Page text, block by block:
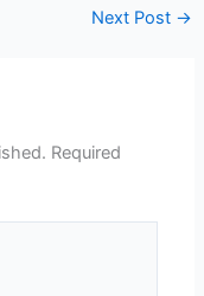
Next Post →
Required